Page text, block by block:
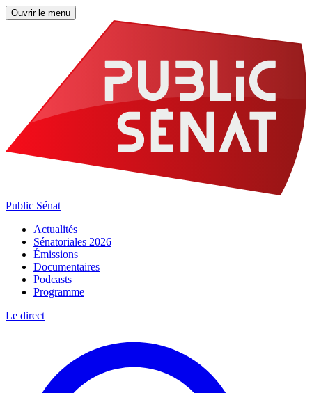
Ouvrir le menu
Public Sénat
Actualités
Sénatoriales 2026
Émissions
Documentaires
Podcasts
Programme
Le direct